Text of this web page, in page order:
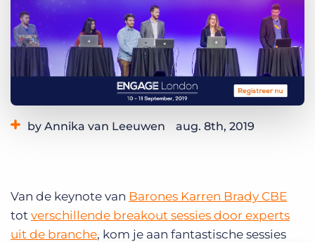
Vraag een demo aan Inloggen
by Annika van Leeuwen aug. 8th, 2019
Van de keynote van Barones Karren Brady CBE
tot verschillende breakout sessies door experts
uit de branche, kom je aan fantastische sessies